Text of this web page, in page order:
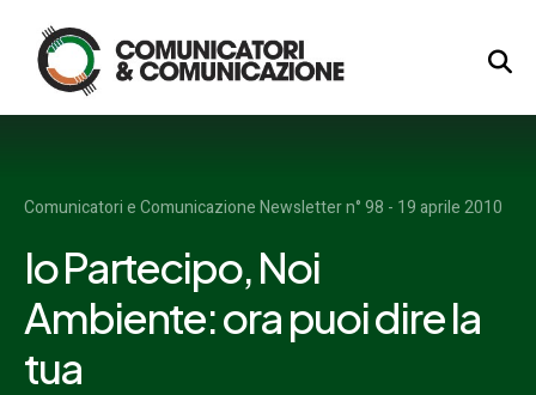
Logo
Comunicatori e Comunicazione Newsletter n° 98 - 19 aprile 2010
Io Partecipo, Noi
Ambiente: ora puoi dire la
tua